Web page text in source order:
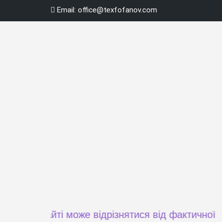
Email: office@texfofanov.com
сайті може відрізнятися від фактичної ціни при